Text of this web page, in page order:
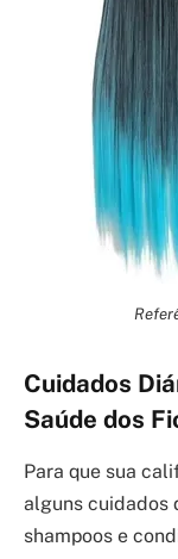
Cuidados
Saúde dos
Para que sua
alguns cuidados
shampoos e